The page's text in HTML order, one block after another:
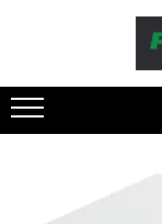
Sonorizare / PA
Adaptoare phantom
Adresare publica